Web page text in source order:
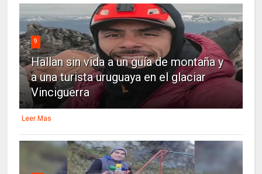
9
Hallan sin vida a un guía de montaña y
a una turista uruguaya en el glaciar
Vinciguerra
Leer Mas